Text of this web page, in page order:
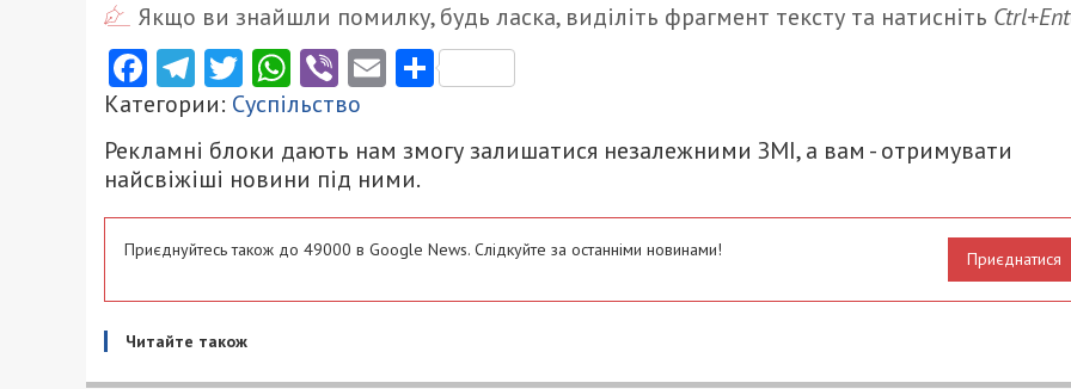
Якщо ви знайшли помилку, будь ласка, виділіть фрагмент тексту та натисніть
Facebook
Telegram
Twitter
WhatsApp
ViberEmailПоділитися
Категории: Суспільство
Рекламні блоки дають нам змогу залишатися незалежними ЗМІ, а вам - отримувати
найсвіжіші новини під ними.
Приєднуйтесь також до 49000 в Google News. Слідкуйте за останніми новинами! Приєднатися
Читайте також